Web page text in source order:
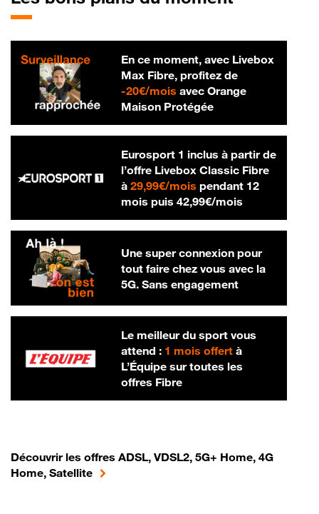
En ce moment, avec Livebox
Max Fibre, profitez de
-20€/mois20 € par mois
avec Orange
Maison Protégée
Eurosport 1 inclus à partir de
l’offre Livebox Classic Fibre
à 29,99€/mois29,99 € par mois
pendant 12
mois puis 42,99€/mois42,99 € par
Une super connexion pour
tout faire chez vous avec la
5G. Sans engagement
Le meilleur du sport vous
attend : 1 mois offertà
L’Équipe sur toutes les
offres Fibre
Découvrir les offres ADSL, VDSL2, 5G+ Home, 4G
Home, Satellite